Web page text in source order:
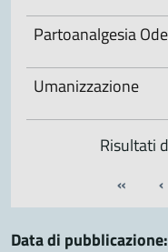
Partoanalgesia
Umanizzazione
Risultati
« ‹
Data di pubblicazione: